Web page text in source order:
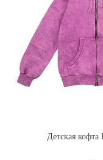
Купить
Детская